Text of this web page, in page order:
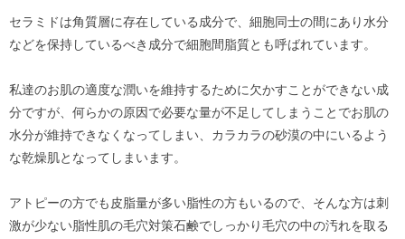
セラミドは角質層に存在している成分で、細胞同士の間にあり水分
などを保持しているべき成分で細胞間脂質とも呼ばれています。
私達のお肌の適度な潤いを維持するために欠かすことができない成
分ですが、何らかの原因で必要な量が不足してしまうことでお肌の
水分が維持できなくなってしまい、カラカラの砂漠の中にいるよう
な乾燥肌となってしまいます。
アトピーの方でも皮脂量が多い脂性の方もいるので、そんな方は刺
激が少ない脂性肌の毛穴対策石鹸でしっかり毛穴の中の汚れを取る